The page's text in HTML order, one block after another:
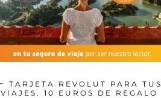
TARJETA REVOLUT PARA TUS
VIAJES. 10 EUROS DE REGALO